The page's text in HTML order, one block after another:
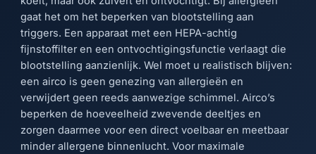
gaat het om het beperken van blootstelling aan
triggers. Een apparaat met een HEPA-achtig
fijnstoffilter en een ontvochtigingsfunctie verlaagt die
blootstelling aanzienlijk. Wel moet u realistisch blijven:
een airco is geen genezing van allergieën en
verwijdert geen reeds aanwezige schimmel. Airco’s
beperken de hoeveelheid zwevende deeltjes en
zorgen daarmee voor een direct voelbaar en meetbaar
minder allergene binnenlucht. Voor maximale